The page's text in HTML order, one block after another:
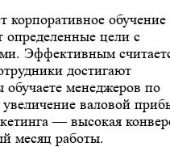
корпоративное обучение
определенные цели с
Эффективным
достигают
менеджеров по
валовой
— высокая
месяц работы.